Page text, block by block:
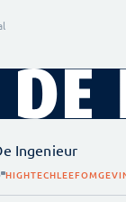
Ingenieur
HIGHTECH